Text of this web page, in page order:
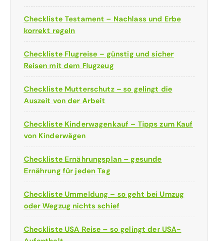
Checkliste Testament – Nachlass und Erbe
korrekt regeln
Checkliste Flugreise – günstig und sicher
Reisen mit dem Flugzeug
Checkliste Mutterschutz – so gelingt die
Auszeit von der Arbeit
Checkliste Kinderwagenkauf – Tipps zum Kauf
von Kinderwägen
Checkliste Ernährungsplan – gesunde
Ernährung für jeden Tag
Checkliste Ummeldung – so geht bei Umzug
oder Wegzug nichts schief
Checkliste USA Reise – so gelingt der USA-